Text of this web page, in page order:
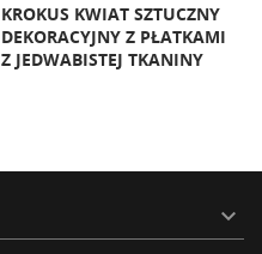
KROKUS KWIAT SZTUCZNY
DEKORACYJNY Z PŁATKAMI
Z JEDWABISTEJ TKANINY
